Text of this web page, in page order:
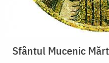
Sfântul Mucenic